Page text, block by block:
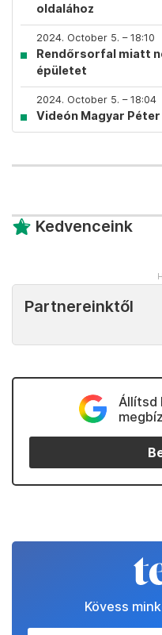
oldalához
2024. October 5. – 18:10
Rendőrsorfal miatt
épületet
2024. October 5. – 18:04
Videón Magyar
Kedvenceink
Partnereinktől
Állítsd
Kövess